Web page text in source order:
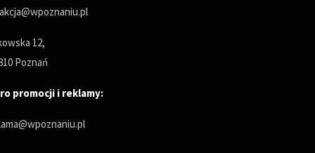
12,
Poznań
promocji i reklamy: